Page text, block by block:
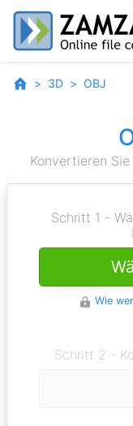
3D OBJ
Konvertieren
Schritt 1 -
Wie
Schritt 2 -